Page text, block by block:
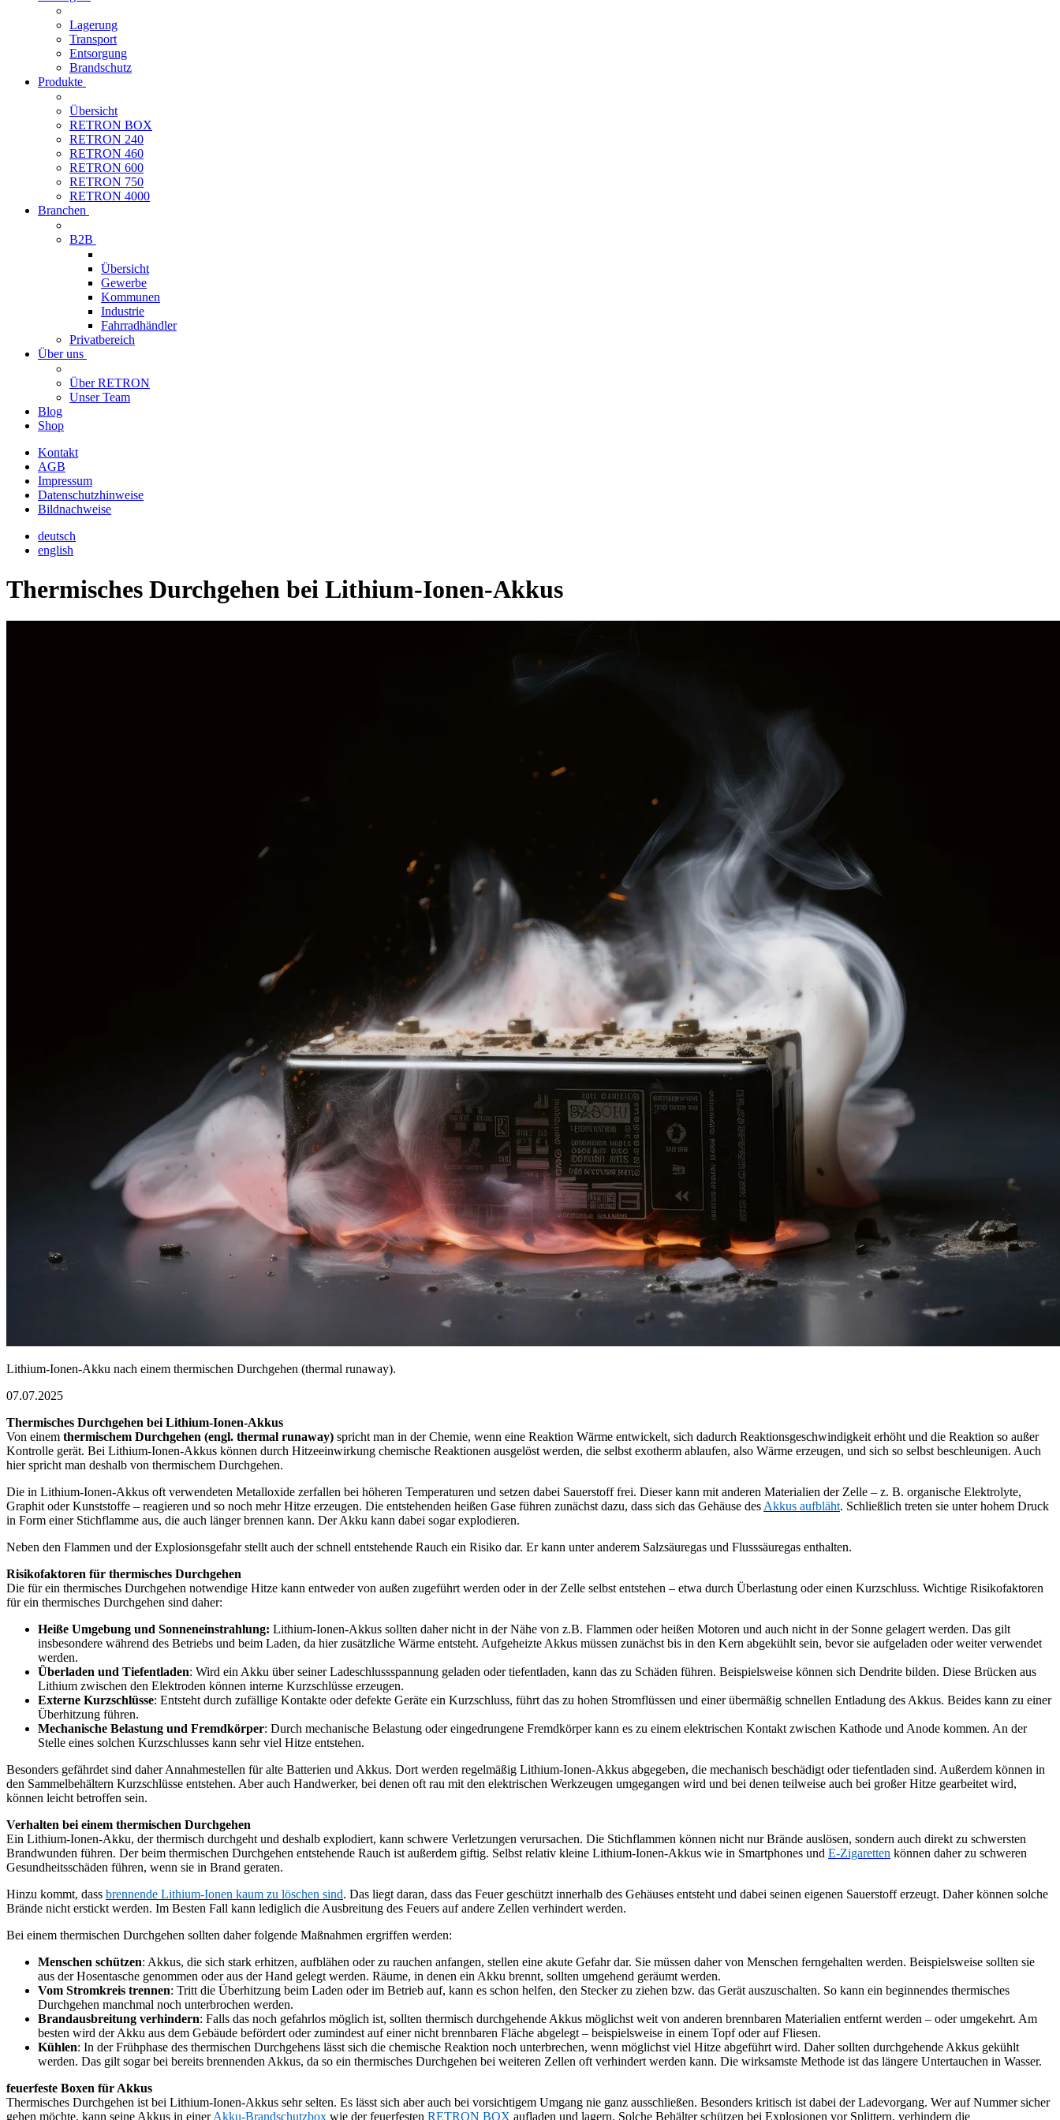
Lagerung
Transport
Entsorgung
Brandschutz
Produkte
Übersicht
RETRON BOX
RETRON 240
RETRON 460
RETRON 600
RETRON 750
RETRON 4000
Branchen
B2B
Übersicht
Gewerbe
Kommunen
Industrie
Fahrradhändler
Privatbereich
Über uns
Über RETRON
Unser Team
Blog
Shop
Kontakt
AGB
Impressum
Datenschutzhinweise
Bildnachweise
deutsch
english
Thermisches Durchgehen bei Lithium-Ionen-Akkus
Lithium-Ionen-Akku nach einem thermischen Durchgehen (thermal runaway).
07.07.2025
Thermisches Durchgehen bei Lithium-Ionen-Akkus
Von einem thermischem Durchgehen (engl. thermal runaway) spricht man in der Chemie, wenn eine Reaktion Wärme entwickelt, sich dadurch Reaktionsgeschwindigkeit erhöht und die Reaktion so außer
Kontrolle gerät. Bei Lithium-Ionen-Akkus können durch Hitzeeinwirkung chemische Reaktionen ausgelöst werden, die selbst exotherm ablaufen, also Wärme erzeugen, und sich so selbst beschleunigen. Auch
hier spricht man deshalb von thermischem Durchgehen.
Die in Lithium-Ionen-Akkus oft verwendeten Metalloxide zerfallen bei höheren Temperaturen und setzen dabei Sauerstoff frei. Dieser kann mit anderen Materialien der Zelle – z. B. organische Elektrolyte,
Graphit oder Kunststoffe – reagieren und so noch mehr Hitze erzeugen. Die entstehenden heißen Gase führen zunächst dazu, dass sich das Gehäuse des Akkus aufbläht. Schließlich treten sie unter hohem Druck
in Form einer Stichflamme aus, die auch länger brennen kann. Der Akku kann dabei sogar explodieren.
Neben den Flammen und der Explosionsgefahr stellt auch der schnell entstehende Rauch ein Risiko dar. Er kann unter anderem Salzsäuregas und Flusssäuregas enthalten.
Risikofaktoren für thermisches Durchgehen
Die für ein thermisches Durchgehen notwendige Hitze kann entweder von außen zugeführt werden oder in der Zelle selbst entstehen – etwa durch Überlastung oder einen Kurzschluss. Wichtige Risikofaktoren
für ein thermisches Durchgehen sind daher:
Heiße Umgebung und Sonneneinstrahlung: Lithium-Ionen-Akkus sollten daher nicht in der Nähe von z.B. Flammen oder heißen Motoren und auch nicht in der Sonne gelagert werden. Das gilt
insbesondere während des Betriebs und beim Laden, da hier zusätzliche Wärme entsteht. Aufgeheizte Akkus müssen zunächst bis in den Kern abgekühlt sein, bevor sie aufgeladen oder weiter verwendet
werden.
Überladen und Tiefentladen: Wird ein Akku über seiner Ladeschlussspannung geladen oder tiefentladen, kann das zu Schäden führen. Beispielsweise können sich Dendrite bilden. Diese Brücken aus
Lithium zwischen den Elektroden können interne Kurzschlüsse erzeugen.
Externe Kurzschlüsse: Entsteht durch zufällige Kontakte oder defekte Geräte ein Kurzschluss, führt das zu hohen Stromflüssen und einer übermäßig schnellen Entladung des Akkus. Beides kann zu einer
Überhitzung führen.
Mechanische Belastung und Fremdkörper: Durch mechanische Belastung oder eingedrungene Fremdkörper kann es zu einem elektrischen Kontakt zwischen Kathode und Anode kommen. An der
Stelle eines solchen Kurzschlusses kann sehr viel Hitze entstehen.
Besonders gefährdet sind daher Annahmestellen für alte Batterien und Akkus. Dort werden regelmäßig Lithium-Ionen-Akkus abgegeben, die mechanisch beschädigt oder tiefentladen sind. Außerdem können in
den Sammelbehältern Kurzschlüsse entstehen. Aber auch Handwerker, bei denen oft rau mit den elektrischen Werkzeugen umgegangen wird und bei denen teilweise auch bei großer Hitze gearbeitet wird,
können leicht betroffen sein.
Verhalten bei einem thermischen Durchgehen
Ein Lithium-Ionen-Akku, der thermisch durchgeht und deshalb explodiert, kann schwere Verletzungen verursachen. Die Stichflammen können nicht nur Brände auslösen, sondern auch direkt zu schwersten
Brandwunden führen. Der beim thermischen Durchgehen entstehende Rauch ist außerdem giftig. Selbst relativ kleine Lithium-Ionen-Akkus wie in Smartphones und E-Zigaretten können daher zu schweren
Gesundheitsschäden führen, wenn sie in Brand geraten.
Hinzu kommt, dass brennende Lithium-Ionen kaum zu löschen sind. Das liegt daran, dass das Feuer geschützt innerhalb des Gehäuses entsteht und dabei seinen eigenen Sauerstoff erzeugt. Daher können solche
Brände nicht erstickt werden. Im Besten Fall kann lediglich die Ausbreitung des Feuers auf andere Zellen verhindert werden.
Bei einem thermischen Durchgehen sollten daher folgende Maßnahmen ergriffen werden:
Menschen schützen: Akkus, die sich stark erhitzen, aufblähen oder zu rauchen anfangen, stellen eine akute Gefahr dar. Sie müssen daher von Menschen ferngehalten werden. Beispielsweise sollten sie
aus der Hosentasche genommen oder aus der Hand gelegt werden. Räume, in denen ein Akku brennt, sollten umgehend geräumt werden.
Vom Stromkreis trennen: Tritt die Überhitzung beim Laden oder im Betrieb auf, kann es schon helfen, den Stecker zu ziehen bzw. das Gerät auszuschalten. So kann ein beginnendes thermisches
Durchgehen manchmal noch unterbrochen werden.
Brandausbreitung verhindern: Falls das noch gefahrlos möglich ist, sollten thermisch durchgehende Akkus möglichst weit von anderen brennbaren Materialien entfernt werden – oder umgekehrt. Am
besten wird der Akku aus dem Gebäude befördert oder zumindest auf einer nicht brennbaren Fläche abgelegt – beispielsweise in einem Topf oder auf Fliesen.
Kühlen: In der Frühphase des thermischen Durchgehens lässt sich die chemische Reaktion noch unterbrechen, wenn möglichst viel Hitze abgeführt wird. Daher sollten durchgehende Akkus gekühlt
werden. Das gilt sogar bei bereits brennenden Akkus, da so ein thermisches Durchgehen bei weiteren Zellen oft verhindert werden kann. Die wirksamste Methode ist das längere Untertauchen in Wasser.
feuerfeste Boxen für Akkus
Thermisches Durchgehen ist bei Lithium-Ionen-Akkus sehr selten. Es lässt sich aber auch bei vorsichtigem Umgang nie ganz ausschließen. Besonders kritisch ist dabei der Ladevorgang. Wer auf Nummer sicher
gehen möchte, kann seine Akkus in einerAkku-Brandschutzbox wie der feuerfesten RETRON BOX aufladen und lagern. Solche Behälter schützen bei Explosionen vor Splittern, verhindern die